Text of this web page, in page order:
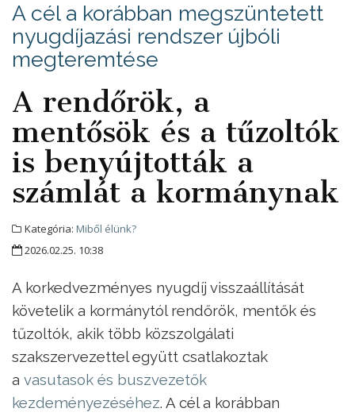
A cél a korábban megszüntetett
nyugdíjazási rendszer újbóli
megteremtése
A rendőrök, a
mentősök és a tűzoltók
is benyújtották a
számlát a kormánynak
Kategória: Miből élünk?
2026.02.25. 10:38
A korkedvezményes nyugdíj visszaállítását
követelik a kormánytól rendőrök, mentők és
tűzoltók, akik több közszolgálati
szakszervezettel együtt csatlakoztak
a vasutasok és buszvezetők
kezdeményezéséhez. A cél a korábban